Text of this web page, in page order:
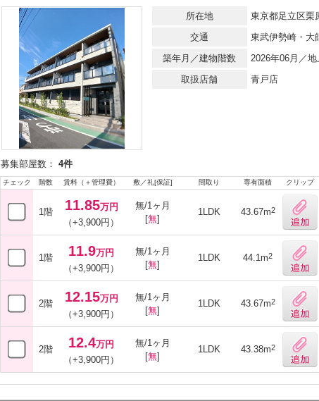
所在地
東京都足立区栗
交通
東武伊勢崎・大
築年月／建物階数
2026年06月／
取扱店舗
青戸店
募集部屋数： 4件
チェック 階数 賃料（＋管理費） 敷／礼[保証] 間取り 専有面積 クリップ
1階 11.85万円
（+3,900円）
無/1ヶ月
[無]
1LDK 43.67m2
1階 11.9万円
（+3,900円）
無/1ヶ月
[無]
1LDK 44.1m2
2階 12.15万円
（+3,900円）
無/1ヶ月
[無]
1LDK 43.67m2
2階 12.4万円
（+3,900円）
無/1ヶ月
[無]
1LDK 43.38m2